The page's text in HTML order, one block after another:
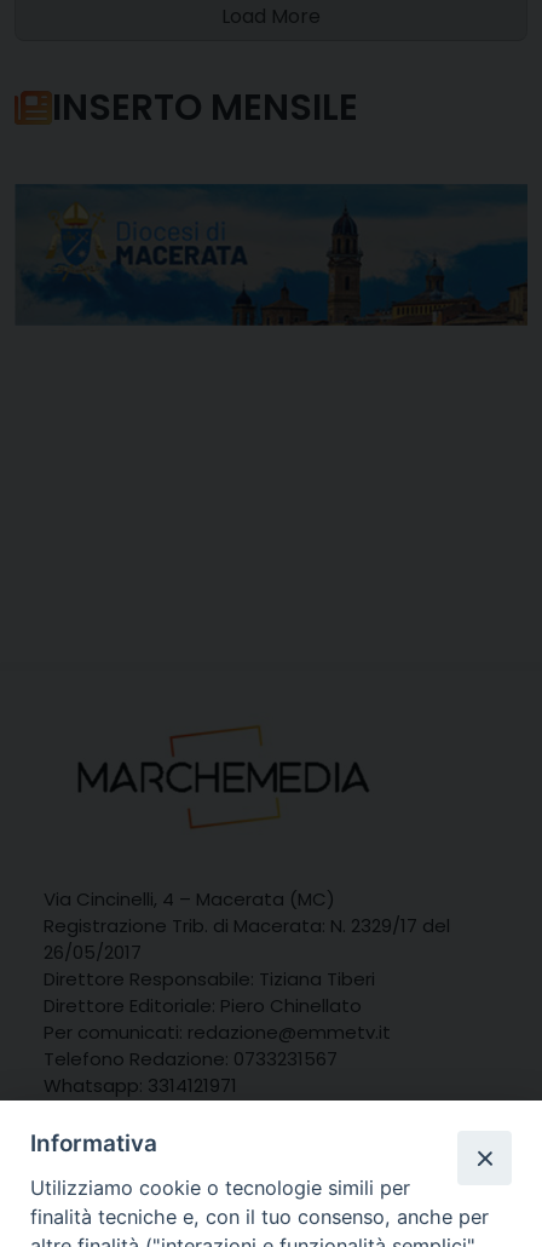
Load More
INSERTO MENSILE
Via Cincinelli, 4 – Macerata (MC)
Registrazione Trib. di Macerata: N. 2329/17 del
26/05/2017
Direttore Responsabile: Tiziana Tiberi
Direttore Editoriale: Piero Chinellato
Per comunicati: redazione@emmetv.it
Telefono Redazione: 0733231567
Whatsapp: 3314121971
Informativa
Utilizziamo cookie o tecnologie simili per
finalità tecniche e, con il tuo consenso, anche per